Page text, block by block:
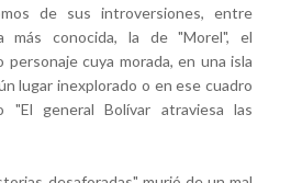
de sus introversiones, entre
más conocida, la de "Morel", el
personaje cuya morada, en una isla
lugar inexplorado o en ese cuadro
general Bolívar atraviesa las